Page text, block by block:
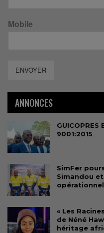
Mobile
ENVOYER
ANNONCES
9001:2015
SimFer
Simandou
« Les
de Néné
héritage